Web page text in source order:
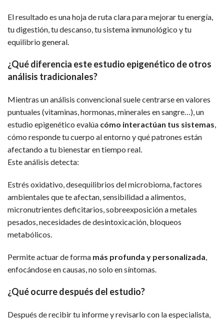
El resultado es una hoja de ruta clara para mejorar tu energía,
tu digestión, tu descanso, tu sistema inmunológico y tu
equilibrio general.
¿Qué diferencia este estudio epigenético de otros
análisis tradicionales?
Mientras un análisis convencional suele centrarse en valores
puntuales (vitaminas, hormonas, minerales en sangre…), un
estudio epigenético evalúa cómo interactúan tus sistemas,
cómo responde tu cuerpo al entorno y qué patrones están
afectando a tu bienestar en tiempo real.
Este análisis detecta:
Estrés oxidativo, desequilibrios del microbioma, factores
ambientales que te afectan, sensibilidad a alimentos,
micronutrientes deficitarios, sobreexposición a metales
pesados, necesidades de desintoxicación, bloqueos
metabólicos.
Permite actuar de forma más profunda y personalizada,
enfocándose en causas, no solo en síntomas.
¿Qué ocurre después del estudio?
Después de recibir tu informe y revisarlo con la especialista,